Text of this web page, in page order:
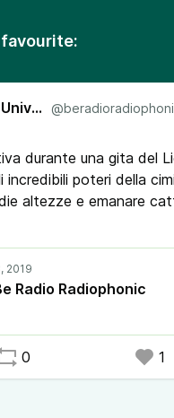
Be Radio Radiophonic Universe
durante una gita del
poteri della
altezze e emanare
la minaccia di
crea un super siero
una bomboletta fuori
Radio Radiophonic
0 1